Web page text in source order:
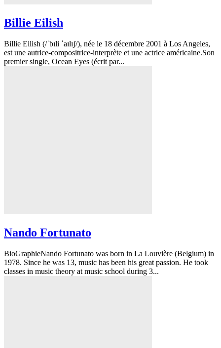
Billie Eilish
Billie Eilish (/ˈbɪli ˈaɪlɪʃ/), née le 18 décembre 2001 à Los Angeles,
est une autrice-compositrice-interprète et une actrice américaine.Son
premier single, Ocean Eyes (écrit par...
Nando Fortunato
BioGraphieNando Fortunato was born in La Louvière (Belgium) in
1978. Since he was 13, music has been his great passion. He took
classes in music theory at music school during 3...